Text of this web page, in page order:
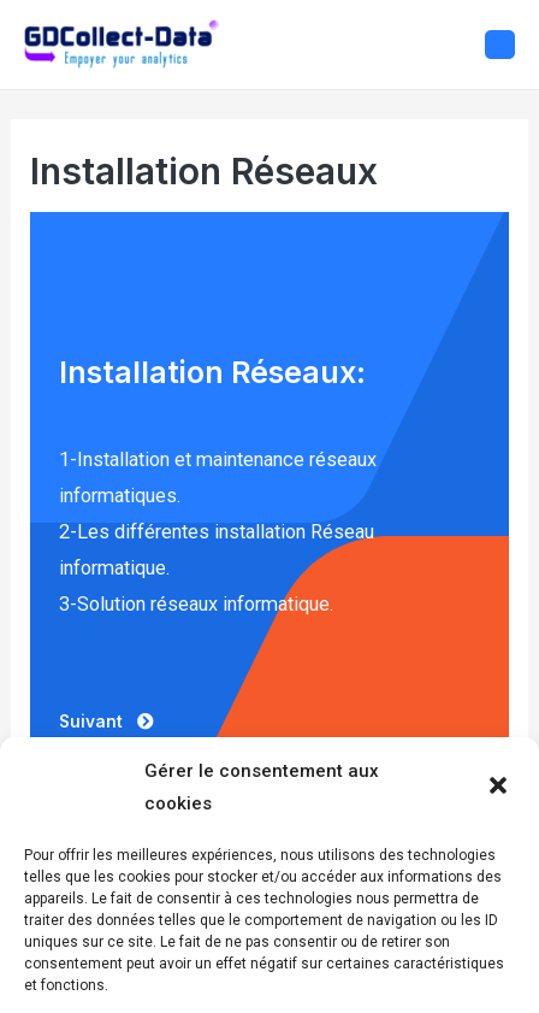
Gérer le consentement aux
cookies
Pour offrir les meilleures expériences, nous utilisons des technologies
telles que les cookies pour stocker et/ou accéder aux informations des
appareils. Le fait de consentir à ces technologies nous permettra de
traiter des données telles que le comportement de navigation ou les ID
uniques sur ce site. Le fait de ne pas consentir ou de retirer son
consentement peut avoir un effet négatif sur certaines caractéristiques
et fonctions.
Installation Réseaux
Installation Réseaux:
1-Installation et maintenance réseaux
informatiques.​
2-Les différentes installation Réseau
informatique.
3-Solution réseaux informatique.
Suivant